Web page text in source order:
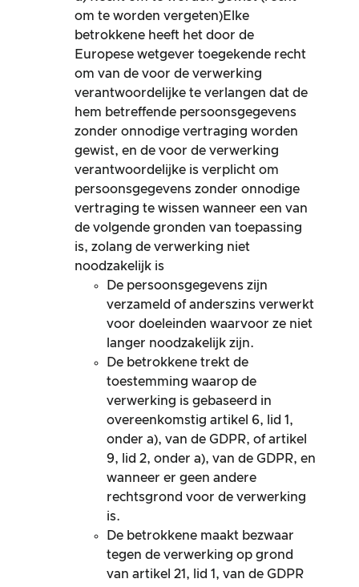
om te worden vergeten)Elke
betrokkene heeft het door de
Europese wetgever toegekende recht
om van de voor de verwerking
verantwoordelijke te verlangen dat de
hem betreffende persoonsgegevens
zonder onnodige vertraging worden
gewist, en de voor de verwerking
verantwoordelijke is verplicht om
persoonsgegevens zonder onnodige
vertraging te wissen wanneer een van
de volgende gronden van toepassing
is, zolang de verwerking niet
noodzakelijk is
De persoonsgegevens zijn
verzameld of anderszins verwerkt
voor doeleinden waarvoor ze niet
langer noodzakelijk zijn.
De betrokkene trekt de
toestemming waarop de
verwerking is gebaseerd in
overeenkomstig artikel 6, lid 1,
onder a), van de GDPR, of artikel
9, lid 2, onder a), van de GDPR, en
wanneer er geen andere
rechtsgrond voor de verwerking
is.
De betrokkene maakt bezwaar
tegen de verwerking op grond
van artikel 21, lid 1, van de GDPR